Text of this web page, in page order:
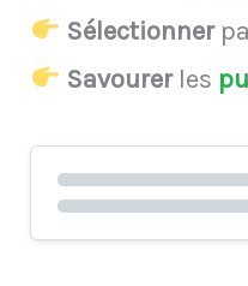
Sélectionner
Savourerles